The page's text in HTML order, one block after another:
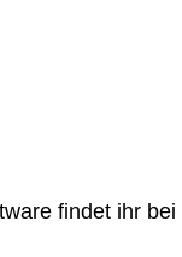
findet ihr bei